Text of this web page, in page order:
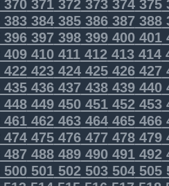
370371372373374375
383384385386387388
396397398399400401
409410411412413414
422423424425426427
435436437438439440
448449450451452453
461462463464465466
474475476477478479
487488489490491492
500501502503504505